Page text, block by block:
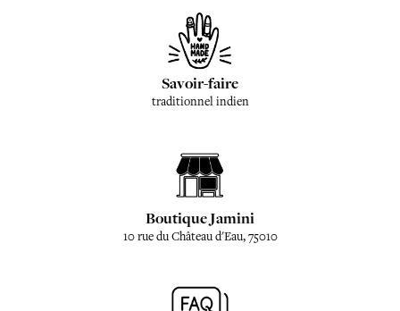
Savoir-faire
traditionnel indien
Boutique Jamini
10 rue du Château d'Eau, 75010